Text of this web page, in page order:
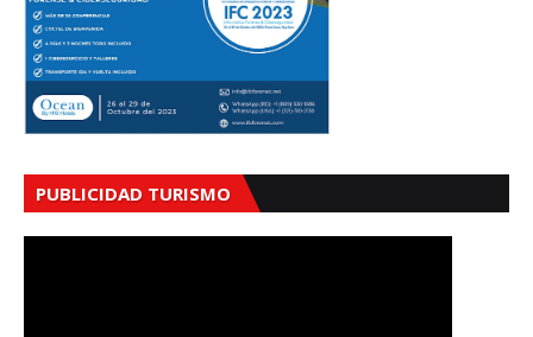
PUBLICIDAD TURISMO